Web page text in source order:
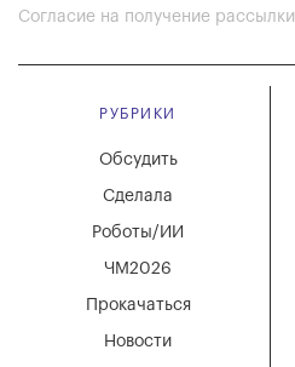
Согласие на получение рассылки
РУБРИКИ
Новости
Обсудить
Сделала
Роботы/ИИ
ЧМ2026
Прокачаться